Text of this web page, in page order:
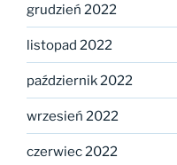
grudzień 2022
listopad 2022
październik 2022
wrzesień 2022
czerwiec 2022